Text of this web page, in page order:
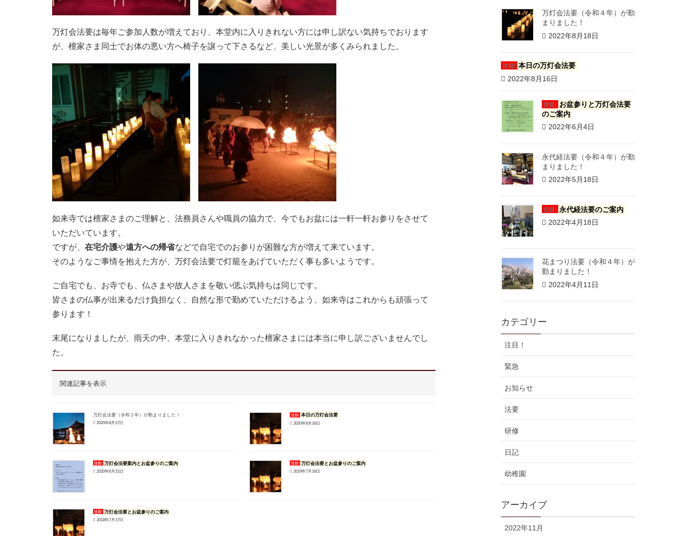
万灯会法要は毎年ご参加人数が増えており、本堂内に入りきれない方には申し訳ない気持ちでおります
が、檀家さま同士でお体の悪い方へ椅子を譲って下さるなど、美しい光景が多くみられました。
如来寺では檀家さまのご理解と、法務員さんや職員の協力で、今でもお盆には一軒一軒お参りをさせて
いただいています。
ですが、 在宅介護や遠方への帰省などで自宅でのお参りが困難な方が増えて来ています。
そのようなご事情を抱えた方が、万灯会法要で灯籠をあげていただく事も多いようです。
ご自宅でも、お寺でも、仏さまや故人さまを敬い偲ぶ気持ちは同じです。
皆さまの仏事が出来るだけ負担なく、自然な形で勤めていただけるよう、如来寺はこれからも頑張って
参ります！
末尾になりましたが、雨天の中、本堂に入りきれなかった檀家さまには本当に申し訳ございませんでし
た。
関連記事を表示
万灯会法要（令和２年）が勤まりました！
2020年8月17日
注目! 本日の万灯会法要
2020年8月16日
注目! 万灯会法要案内とお盆参りのご案内
2020年6月21日
注目! 万灯会法要とお盆参りのご案内
2019年7月16日
注目! 万灯会法要とお盆参りのご案内
2018年7月17日
万灯会法要（令和４年）が勤
まりました！
2022年8月18日
注目! 本日の万灯会法要
2022年8月16日
注目! お盆参りと万灯会法要
のご案内
2022年6月4日
永代経法要（令和４年）が勤
まりました！
2022年5月18日
注目! 永代経法要のご案内
2022年4月18日
花まつり法要（令和４年）が
勤まりました！
2022年4月11日
カテゴリー
注目！
緊急
お知らせ
法要
研修
日記
幼稚園
アーカイブ
2022年11月